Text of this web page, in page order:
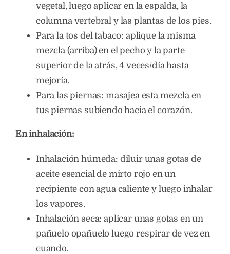
vegetal, luego aplicar en la espalda, la
columna vertebral y las plantas de los pies.
Para la tos del tabaco: aplique la misma
mezcla (arriba) en el pecho y la parte
superior de la atrás, 4 veces/día hasta
mejoría.
Para las piernas: masajea esta mezcla en
tus piernas subiendo hacia el corazón.
En inhalación:
Inhalación húmeda: diluir unas gotas de
aceite esencial de mirto rojo en un
recipiente con agua caliente y luego inhalar
los vapores.
Inhalación seca: aplicar unas gotas en un
pañuelo opañuelo luego respirar de vez en
cuando.